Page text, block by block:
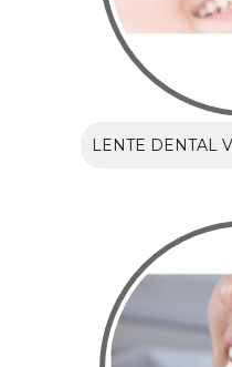
LENTE DENTAL